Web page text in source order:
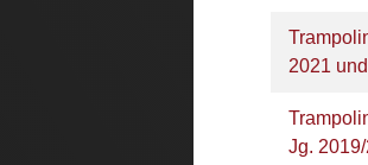
2021
Jg.